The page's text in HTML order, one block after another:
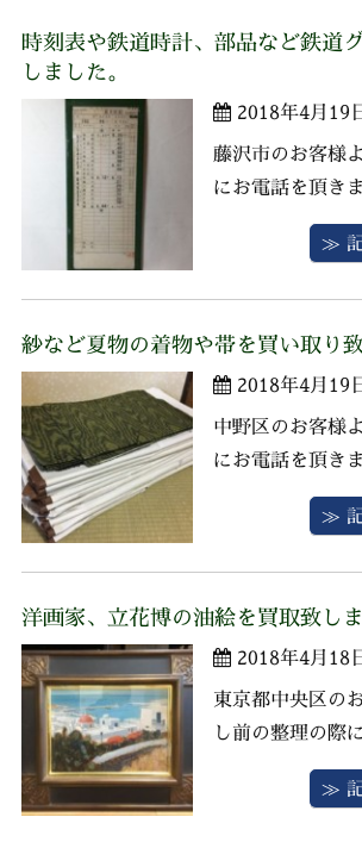
たが、乾隆ガラ
で精一杯の査定
き、お客様 ...
時刻表や鉄道時計、部品など鉄道
しました。
2018年4月19
藤沢市のお客様
にお電話を頂き
ていただきまし
の時刻表や仙台
ッズを一点ずつ
きました。 当時
ていた方のご遺
お品物 ...
≫
紗など夏物の着物や帯を買い取り致
2018年4月19
中野区のお客様
にお電話を頂き
ていただきまし
イン色の紗、綺
紗は夏物のお着
り、似たもので
ちらも二本の経
糸と織り ...
≫
洋画家、立花博の油絵を買取致しま
2018年4月18
東京都中央区の
し前の整理の際
してお伺いさせ
た。 お品物は
≫